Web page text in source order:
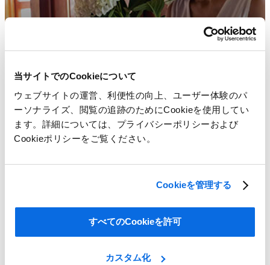
当サイトでのCookieについて
ウェブサイトの運営、利便性の向上、ユーザー体験のパ
ーソナライズ、閲覧の追跡のためにCookieを使用してい
ます。詳細については、プライバシーポリシーおよび
Cookieポリシーをご覧ください。
Cookieを管理する
すべてのCookieを許可
カスタム化
トレンドにあった家具やインテリア商品を提供するために